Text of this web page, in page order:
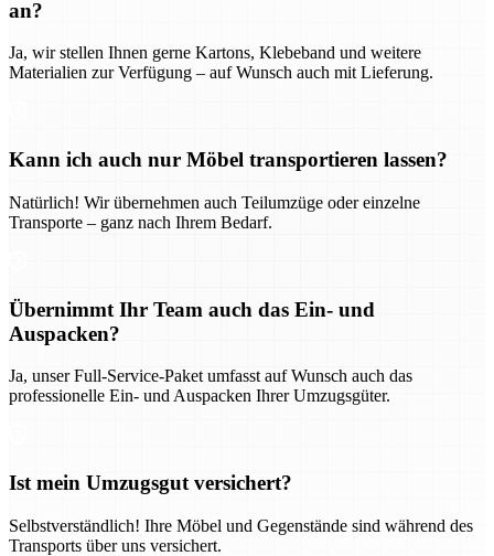
an?
Ja, wir stellen Ihnen gerne Kartons, Klebeband und weitere
Materialien zur Verfügung – auf Wunsch auch mit Lieferung.
Kann ich auch nur Möbel transportieren lassen?
Natürlich! Wir übernehmen auch Teilumzüge oder einzelne
Transporte – ganz nach Ihrem Bedarf.
Übernimmt Ihr Team auch das Ein- und
Auspacken?
Ja, unser Full-Service-Paket umfasst auf Wunsch auch das
professionelle Ein- und Auspacken Ihrer Umzugsgüter.
Ist mein Umzugsgut versichert?
Selbstverständlich! Ihre Möbel und Gegenstände sind während des
Transports über uns versichert.